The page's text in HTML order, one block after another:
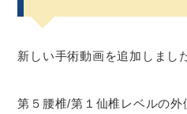
新しい手術動画を追加しまし
第５腰椎/第１仙椎レベルの